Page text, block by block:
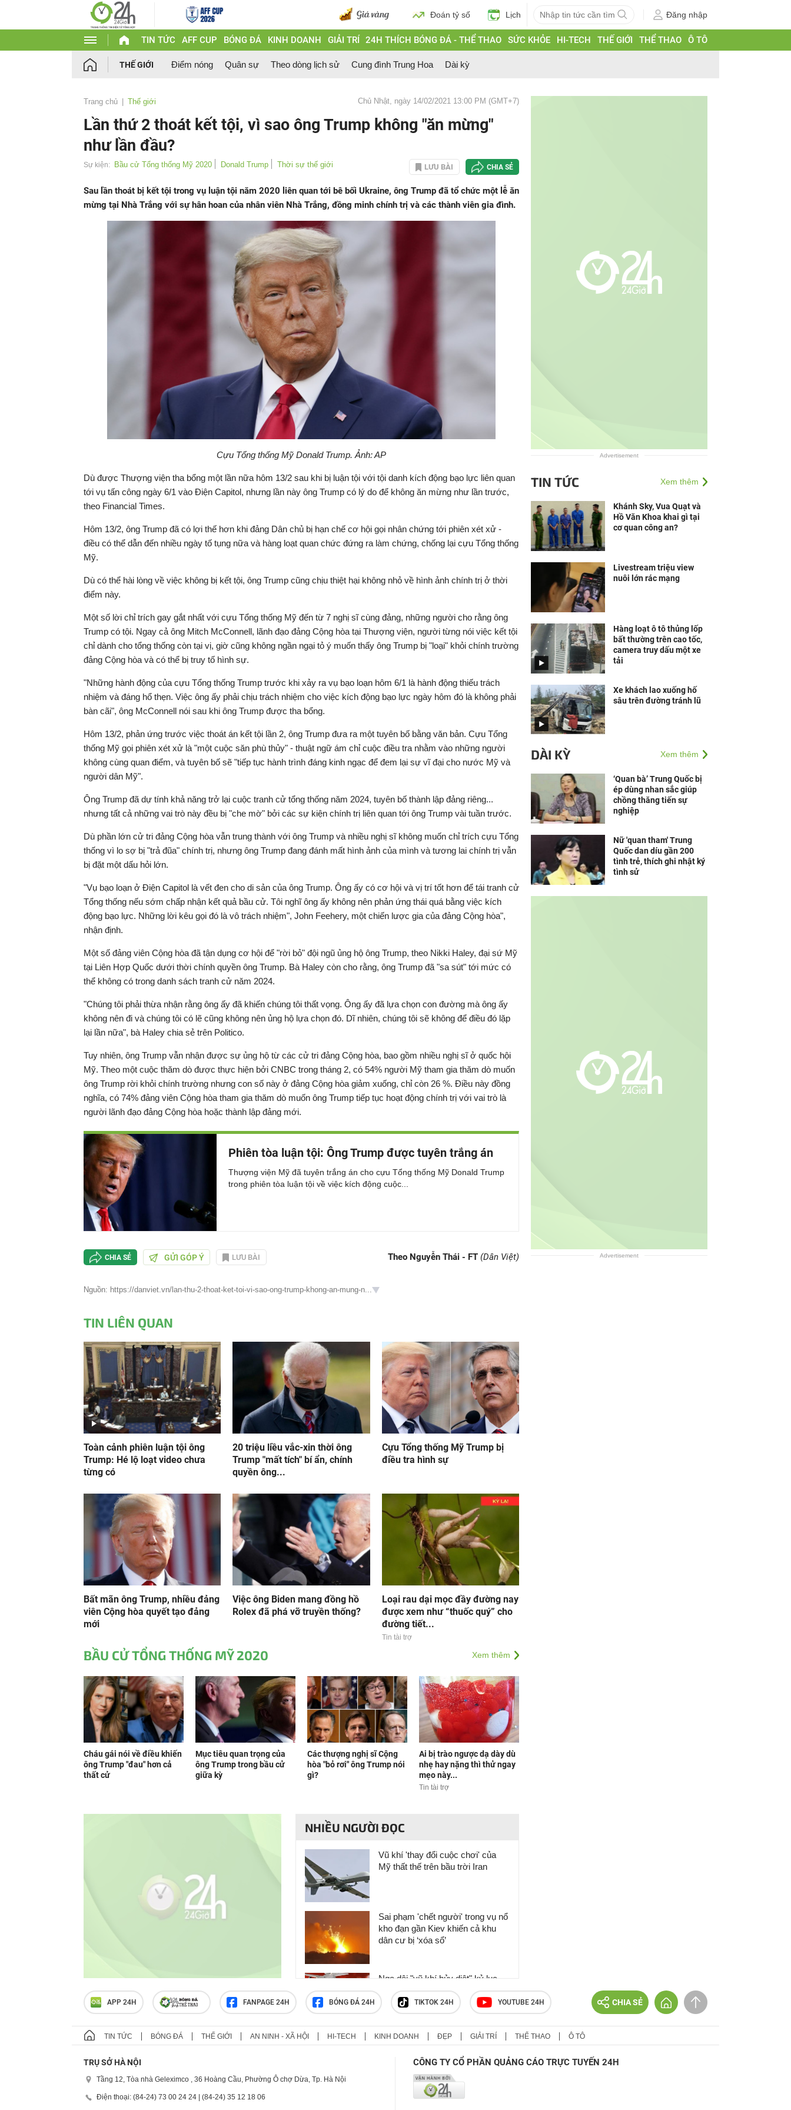
Đoán tỷ số Lịch Đăng nhập
TIN TỨC AFF CUP BÓNG ĐÁ KINH DOANH GIẢI TRÍ 24H THÍCH BÓNG ĐÁ - THỂ THAO SỨC KHỎE HI-TECH THẾ GIỚI THỂ THAO Ô TÔ
THẾ GIỚI Điểm nóng Quân sự Theo dòng lịch sử Cung đình Trung Hoa Dài kỳ
Trang chủ Thế giới Chủ Nhật, ngày 14/02/2021 13:00 PM (GMT+7)
Lần thứ 2 thoát kết tội, vì sao ông Trump không "ăn mừng"
như lần đầu?
Sự kiện: Bầu cử Tổng thống Mỹ 2020 Donald Trump Thời sự thế giới LƯU BÀI CHIA SẺ
Sau lần thoát bị kết tội trong vụ luận tội năm 2020 liên quan tới bê bối Ukraine, ông Trump đã tổ chức một lễ ăn
mừng tại Nhà Trắng với sự hân hoan của nhân viên Nhà Trắng, đồng minh chính trị và các thành viên gia đình.
Cựu Tổng thống Mỹ Donald Trump. Ảnh: AP
Dù được Thượng viện tha bổng một lần nữa hôm 13/2 sau khi bị luận tội với tội danh kích động bạo lực liên quan
tới vụ tấn công ngày 6/1 vào Điện Capitol, nhưng lần này ông Trump có lý do để không ăn mừng như lần trước,
theo Financial Times.
Hôm 13/2, ông Trump đã có lợi thế hơn khi đảng Dân chủ bị hạn chế cơ hội gọi nhân chứng tới phiên xét xử -
điều có thể dẫn đến nhiều ngày tố tụng nữa và hàng loạt quan chức đứng ra làm chứng, chống lại cựu Tổng thống
Mỹ.
Dù có thể hài lòng về việc không bị kết tội, ông Trump cũng chịu thiệt hại không nhỏ về hình ảnh chính trị ở thời
điểm này.
Một số lời chỉ trích gay gắt nhất với cựu Tổng thống Mỹ đến từ 7 nghị sĩ cùng đảng, những người cho rằng ông
Trump có tội. Ngay cả ông Mitch McConnell, lãnh đạo đảng Cộng hòa tại Thượng viện, người từng nói việc kết tội
chỉ dành cho tổng thống còn tại vị, giờ cũng không ngần ngại tỏ ý muốn thấy ông Trump bị "loại" khỏi chính trường
đảng Cộng hòa và có thể bị truy tố hình sự.
"Những hành động của cựu Tổng thống Trump trước khi xảy ra vụ bạo loạn hôm 6/1 là hành động thiếu trách
nhiệm và đáng hổ thẹn. Việc ông ấy phải chịu trách nhiệm cho việc kích động bạo lực ngày hôm đó là không phải
bàn cãi", ông McConnell nói sau khi ông Trump được tha bổng.
Hôm 13/2, phản ứng trước việc thoát án kết tội lần 2, ông Trump đưa ra một tuyên bố bằng văn bản. Cựu Tổng
thống Mỹ gọi phiên xét xử là "một cuộc săn phù thủy" - thuật ngữ ám chỉ cuộc điều tra nhằm vào những người
không cùng quan điểm, và tuyên bố sẽ "tiếp tục hành trình đáng kinh ngạc để đem lại sự vĩ đại cho nước Mỹ và
người dân Mỹ".
Ông Trump đã dự tính khả năng trở lại cuộc tranh cử tổng thống năm 2024, tuyên bố thành lập đảng riêng...
nhưng tất cả những vai trò này đều bị "che mờ" bởi các sự kiện chính trị liên quan tới ông Trump vài tuần trước.
Dù phần lớn cử tri đảng Cộng hòa vẫn trung thành với ông Trump và nhiều nghị sĩ không muốn chỉ trích cựu Tổng
thống vì lo sợ bị "trả đũa" chính trị, nhưng ông Trump đang đánh mất hình ảnh của mình và tương lai chính trị vẫn
bị đặt một dấu hỏi lớn.
"Vụ bạo loạn ở Điện Capitol là vết đen cho di sản của ông Trump. Ông ấy có cơ hội và vị trí tốt hơn để tái tranh cử
Tổng thống nếu sớm chấp nhận kết quả bầu cử. Tôi nghĩ ông ấy không nên phản ứng thái quá bằng việc kích
động bạo lực. Những lời kêu gọi đó là vô trách nhiệm", John Feehery, một chiến lược gia của đảng Cộng hòa",
nhận định.
Một số đảng viên Cộng hòa đã tận dụng cơ hội để "rời bỏ" đội ngũ ủng hộ ông Trump, theo Nikki Haley, đại sứ Mỹ
tại Liên Hợp Quốc dưới thời chính quyền ông Trump. Bà Haley còn cho rằng, ông Trump đã "sa sút" tới mức có
thể không có trong danh sách tranh cử năm 2024.
"Chúng tôi phải thừa nhận rằng ông ấy đã khiến chúng tôi thất vọng. Ông ấy đã lựa chọn con đường mà ông ấy
không nên đi và chúng tôi có lẽ cũng không nên ủng hộ lựa chọn đó. Dĩ nhiên, chúng tôi sẽ không để điều đó lặp
lại lần nữa", bà Haley chia sẻ trên Politico.
Tuy nhiên, ông Trump vẫn nhận được sự ủng hộ từ các cử tri đảng Cộng hòa, bao gồm nhiều nghị sĩ ở quốc hội
Mỹ. Theo một cuộc thăm dò được thực hiện bởi CNBC trong tháng 2, có 54% người Mỹ tham gia thăm dò muốn
ông Trump rời khỏi chính trường nhưng con số này ở đảng Cộng hòa giảm xuống, chỉ còn 26 %. Điều này đồng
nghĩa, có 74% đảng viên Cộng hòa tham gia thăm dò muốn ông Trump tiếp tục hoạt động chính trị với vai trò là
người lãnh đạo đảng Cộng hòa hoặc thành lập đảng mới.
Phiên tòa luận tội: Ông Trump được tuyên trắng án
Thượng viện Mỹ đã tuyên trắng án cho cựu Tổng thống Mỹ Donald Trump
trong phiên tòa luận tội về việc kích động cuộc...
CHIA SẺ GỬI GÓP Ý LƯU BÀI Theo Nguyễn Thái - FT (Dân Việt)
Nguồn: https://danviet.vn/lan-thu-2-thoat-ket-toi-vi-sao-ong-trump-khong-an-mung-n...
TIN LIÊN QUAN
Toàn cảnh phiên luận tội ông
Trump: Hé lộ loạt video chưa
từng có
20 triệu liều vắc-xin thời ông
Trump "mất tích" bí ẩn, chính
quyền ông...
Cựu Tổng thống Mỹ Trump bị
điều tra hình sự
Bất mãn ông Trump, nhiều đảng
viên Cộng hòa quyết tạo đảng
mới
Việc ông Biden mang đồng hồ
Rolex đã phá vỡ truyền thống?
Loại rau dại mọc đầy đường nay
được xem như “thuốc quý” cho
đường tiết...
Tin tài trợ
BẦU CỬ TỔNG THỐNG MỸ 2020 Xem thêm
Cháu gái nói về điều khiến
ông Trump "đau" hơn cả
thất cử
Mục tiêu quan trọng của
ông Trump trong bầu cử
giữa kỳ
Các thượng nghị sĩ Cộng
hòa "bỏ rơi" ông Trump nói
gì?
Ai bị trào ngược dạ dày dù
nhẹ hay nặng thì thử ngay
mẹo này...
Tin tài trợ
NHIỀU NGƯỜI ĐỌC
Vũ khí 'thay đổi cuộc chơi' của
Mỹ thất thế trên bầu trời Iran
Sai phạm 'chết người' trong vụ nổ
kho đạn gần Kiev khiến cả khu
dân cư bị ‘xóa sổ’
Nga dội "vũ khí hủy diệt" kỷ lục
xuống Ukraine: Bóc trần công
nghệ biến bom hết đát thành "sát
thủ" không thể cản phá
Mỹ lộ "tử huyệt" trước đòn trả đũa
cơn thịnh nộ
Advertisement
TIN TỨC Xem thêm
Khánh Sky, Vua Quạt và
Hồ Văn Khoa khai gì tại
cơ quan công an?
Livestream triệu view
nuôi lớn rác mạng
Hàng loạt ô tô thủng lốp
bất thường trên cao tốc,
camera truy dấu một xe
tải
Xe khách lao xuống hố
sâu trên đường tránh lũ
DÀI KỲ Xem thêm
‘Quan bà’ Trung Quốc bị
ép dùng nhan sắc giúp
chồng thăng tiến sự
nghiệp
Nữ 'quan tham' Trung
Quốc dan díu gần 200
tình trẻ, thích ghi nhật ký
tình sử
Advertisement
APP 24H FANPAGE 24H BÓNG ĐÁ 24H TIKTOK 24H YOUTUBE 24H CHIA SẺ
TIN TỨC BÓNG ĐÁ THẾ GIỚI AN NINH - XÃ HỘI HI-TECH KINH DOANH ĐẸP GIẢI TRÍ THỂ THAO Ô TÔ
TRỤ SỞ HÀ NỘI
Tầng 12, Tòa nhà Geleximco , 36 Hoàng Cầu, Phường Ô chợ Dừa, Tp. Hà Nội
Điện thoại: (84-24) 73 00 24 24 | (84-24) 35 12 18 06
CÔNG TY CỔ PHẦN QUẢNG CÁO TRỰC TUYẾN 24H